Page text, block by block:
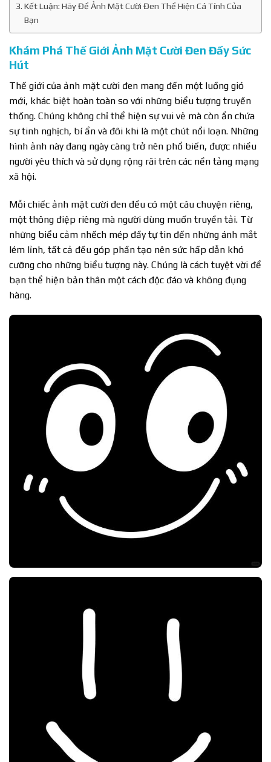
Kết Luận: Hãy Để Ảnh Mặt Cười Đen Thể Hiện Cá Tính Của
Bạn
Khám Phá Thế Giới Ảnh Mặt Cười Đen Đầy Sức
Hút
Thế giới của ảnh mặt cười đen mang đến một luồng gió
mới, khác biệt hoàn toàn so với những biểu tượng truyền
thống. Chúng không chỉ thể hiện sự vui vẻ mà còn ẩn chứa
sự tinh nghịch, bí ẩn và đôi khi là một chút nổi loạn. Những
hình ảnh này đang ngày càng trở nên phổ biến, được nhiều
người yêu thích và sử dụng rộng rãi trên các nền tảng mạng
xã hội.
Mỗi chiếc ảnh mặt cười đen đều có một câu chuyện riêng,
một thông điệp riêng mà người dùng muốn truyền tải. Từ
những biểu cảm nhếch mép đầy tự tin đến những ánh mắt
lém lỉnh, tất cả đều góp phần tạo nên sức hấp dẫn khó
cưỡng cho những biểu tượng này. Chúng là cách tuyệt vời để
bạn thể hiện bản thân một cách độc đáo và không đụng
hàng.